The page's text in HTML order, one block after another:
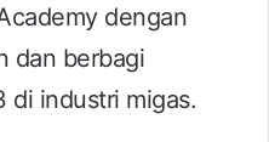
dengan
dan berbagi
di industri migas.